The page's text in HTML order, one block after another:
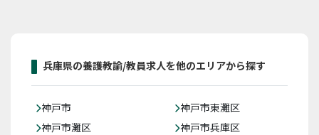
兵庫県の養護教諭/教員求人を他のエリアから探す
神戸市
神戸市東灘区
神戸市灘区
神戸市兵庫区